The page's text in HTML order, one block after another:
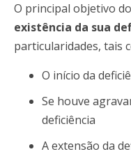
O principal objetivo
existência da sua
particularidades, tais
O início da
Se houve
deficiência
A extensão da